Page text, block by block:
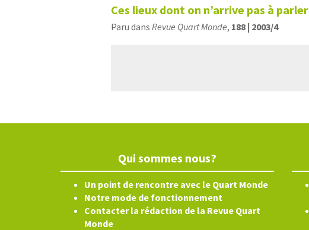
Ces lieux dont on n’arrive pas à parler
Paru dans Revue Quart Monde, 188 | 2003/4
Qui sommes nous?
Un point de rencontre avec le Quart Monde
Notre mode de fonctionnement
Contacter la rédaction de la Revue Quart
Monde